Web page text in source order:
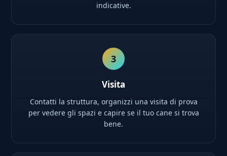
indicative.
3
Visita
Contatti la struttura, organizzi una visita di prova
per vedere gli spazi e capire se il tuo cane si trova
bene.